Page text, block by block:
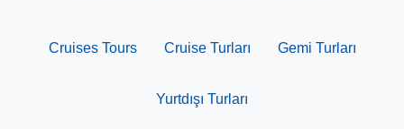
Cruises Tours Cruise Turları Gemi Turları
Yurtdışı Turları